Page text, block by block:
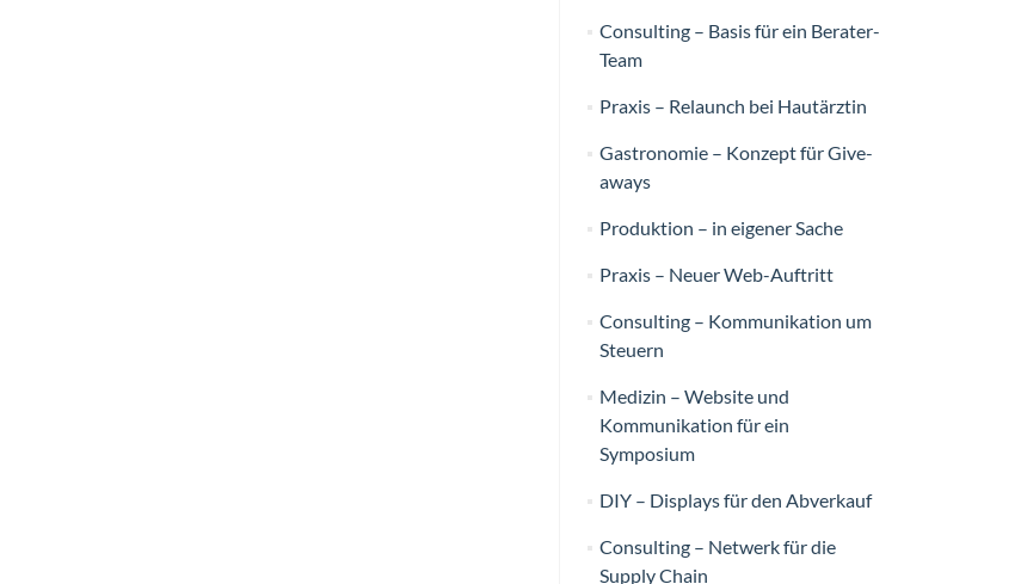
Consulting – Basis für ein Berater-
Team
Praxis – Relaunch bei Hautärztin
Gastronomie – Konzept für Give-
aways
Produktion – in eigener Sache
Praxis – Neuer Web-Auftritt
Consulting – Kommunikation um
Steuern
Medizin – Website und
Kommunikation für ein
Symposium
DIY – Displays für den Abverkauf
Consulting – Netwerk für die
Supply Chain